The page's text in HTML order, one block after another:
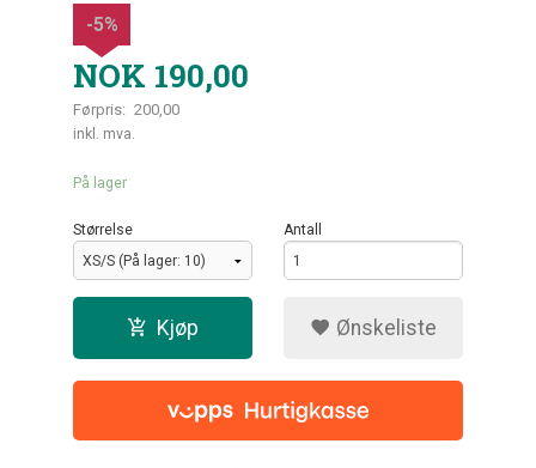
NOK 190,00
Førpris: 200,00
Rabatt
-5%
inkl. mva.
På lager
Størrelse Antall
Kjøp Ønskeliste